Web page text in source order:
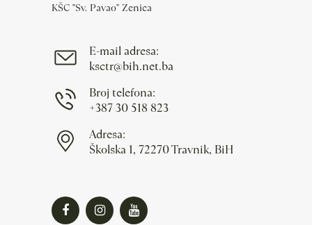
KŠC "Sv. Pavao" Zenica
E-mail adresa:
ksctr@bih.net.ba
Broj telefona:
+387 30 518 823
Adresa:
Školska 1, 72270 Travnik, BiH